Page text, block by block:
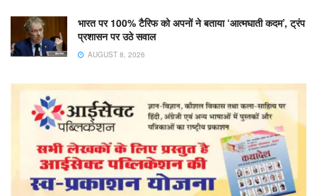
भारत पर 100% टैरिफ को अपनों ने बताया ‘आत्मघाती कदम’, ट्रंप
प्रशासन पर उठे सवाल
AUGUST 8, 2026